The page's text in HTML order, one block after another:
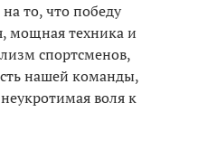
то, что победу
мощная техника и
спортсменов,
нашей команды,
воля к